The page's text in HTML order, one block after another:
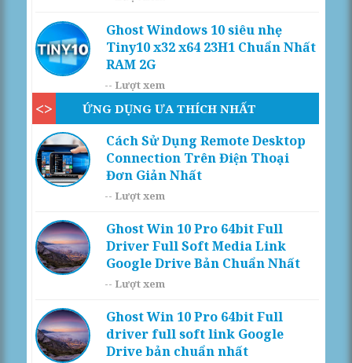
Ghost Windows 10 siêu nhẹ
Tiny10 x32 x64 23H1 Chuẩn Nhất
RAM 2G
-- Lượt xem
ỨNG DỤNG ƯA THÍCH NHẤT
Cách Sử Dụng Remote Desktop
Connection Trên Điện Thoại
Đơn Giản Nhất
-- Lượt xem
Ghost Win 10 Pro 64bit Full
Driver Full Soft Media Link
Google Drive Bản Chuẩn Nhất
-- Lượt xem
Ghost Win 10 Pro 64bit Full
driver full soft link Google
Drive bản chuẩn nhất